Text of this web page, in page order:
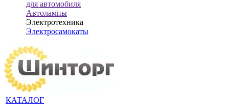
для автомобиля
Автолампы
Электротехника
Электросамокаты
КАТАЛОГ